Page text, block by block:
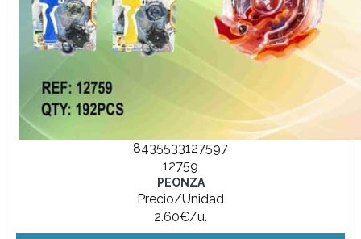
8435533127597
12759
PEONZA
Precio/Unidad
2.60€/u.